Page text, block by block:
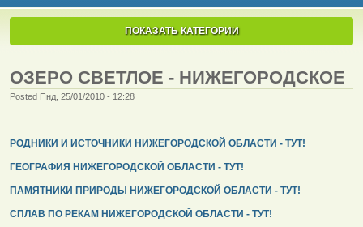
ПОКАЗАТЬ КАТЕГОРИИ
ОЗЕРО СВЕТЛОЕ - НИЖЕГОРОДСКОЕ
Posted Пнд, 25/01/2010 - 12:28
РОДНИКИ И ИСТОЧНИКИ НИЖЕГОРОДСКОЙ ОБЛАСТИ - ТУТ!
ГЕОГРАФИЯ НИЖЕГОРОДСКОЙ ОБЛАСТИ - ТУТ!
ПАМЯТНИКИ ПРИРОДЫ НИЖЕГОРОДСКОЙ ОБЛАСТИ - ТУТ!
СПЛАВ ПО РЕКАМ НИЖЕГОРОДСКОЙ ОБЛАСТИ - ТУТ!